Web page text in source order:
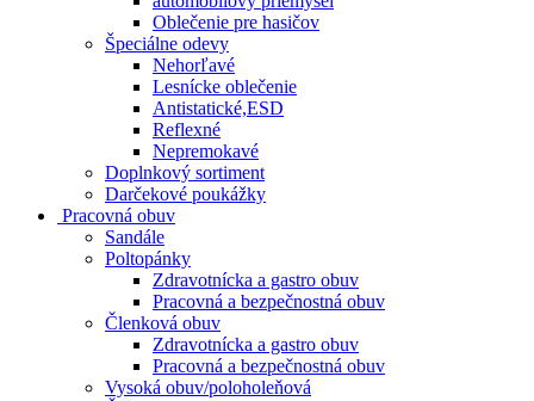
Oblečenie pre hasičov
Špeciálne odevy
Nehorľavé
Lesnícke oblečenie
Antistatické,ESD
Reflexné
Nepremokavé
Doplnkový sortiment
Darčekové poukážky
Pracovná obuv
Sandále
Poltopánky
Zdravotnícka a gastro obuv
Pracovná a bezpečnostná obuv
Členková obuv
Zdravotnícka a gastro obuv
Pracovná a bezpečnostná obuv
Vysoká obuv/poloholeňová